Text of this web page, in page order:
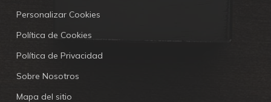
Personalizar Cookies
Política de Cookies
Política de Privacidad
Sobre Nosotros
Mapa del sitio